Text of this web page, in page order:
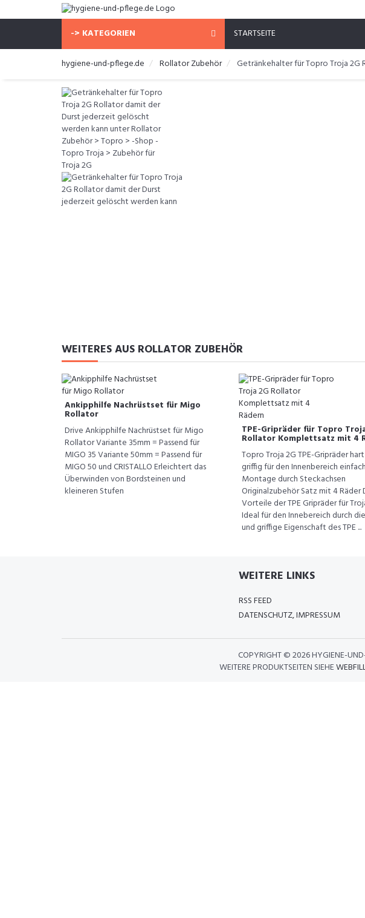
-> KATEGORIEN STARTSEITE
hygiene-und-pflege.de Rollator Zubehör Getränkehalter für Topro Troja
WEITERES AUS ROLLATOR ZUBEHÖR
Ankipphilfe Nachrüstset für Migo
Rollator
Drive Ankipphilfe Nachrüstset für Migo
Rollator Variante 35mm = Passend für
MIGO 35 Variante 50mm = Passend für
MIGO 50 und CRISTALLO Erleichtert das
Überwinden von Bordsteinen und
kleineren Stufen
TPE-Gripräder für Topro
Rollator Komplettsatz mit 4
Topro Troja 2G TPE-Gripräder
griffig für den Innenbereich
Montage durch Steckachsen
Originalzubehör Satz mit 4 Räder
Vorteile der TPE Gripräder für
Ideal für den Innebereich durch
und griffige Eigenschaft des TPE ...
WEITERE LINKS
RSS FEED
DATENSCHUTZ, IMPRESSUM
COPYRIGHT ©2026 HYGIENE-
WEITERE PRODUKTSEITEN SIEHE